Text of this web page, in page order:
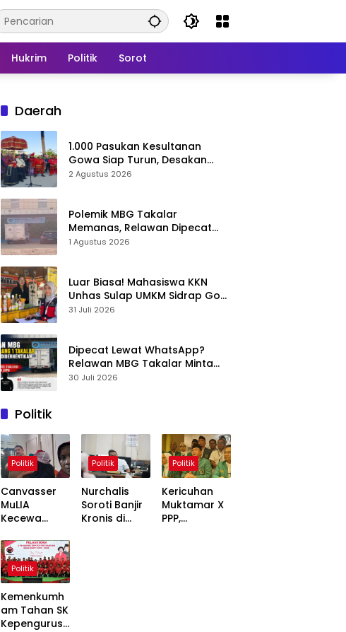
Hukrim Politik Sorot
Daerah
1.000 Pasukan Kesultanan
Gowa Siap Turun, Desakan
Cabut Perda LAD Menguat
2 Agustus 2026
Polemik MBG Takalar
Memanas, Relawan Dipecat
Sepihak? BGN Mulai Bongkar
1 Agustus 2026
Luar Biasa! Mahasiswa KKN
Unhas Sulap UMKM Sidrap Go
Digital dalam Hitungan Hari
31 Juli 2026
Dipecat Lewat WhatsApp?
Relawan MBG Takalar Minta
BGN Audit SPPG Kalabbirang 1
30 Juli 2026
Politik
Politik
Canvasser
MuLIA
Kecewa
Respons
Appi Soal
RT/RW Dinilai
Menyinggung
Politik
Nurchalis
Soroti Banjir
Kronis di
Politik
Kericuhan
Muktamar X
PPP,
Politik
Kemenkumh
am Tahan SK
Kepengurusa